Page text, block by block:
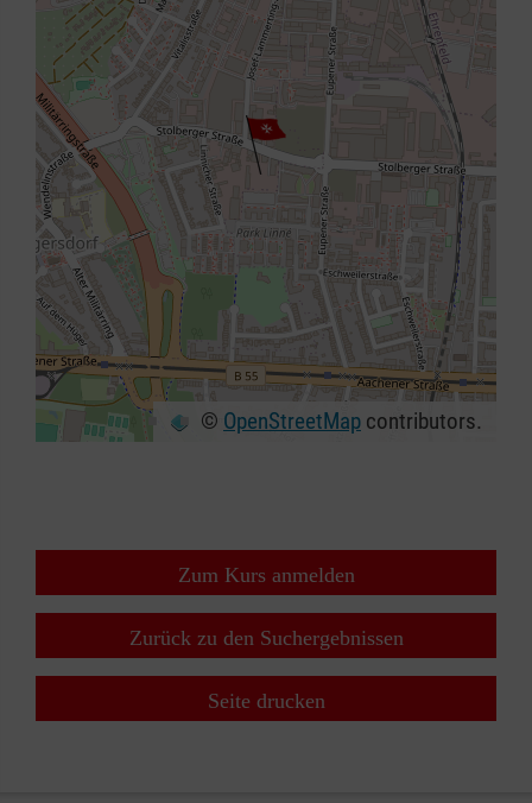
© OpenStreetMap contributors.
Zum Kurs anmelden
Zurück zu den Suchergebnissen
Seite drucken